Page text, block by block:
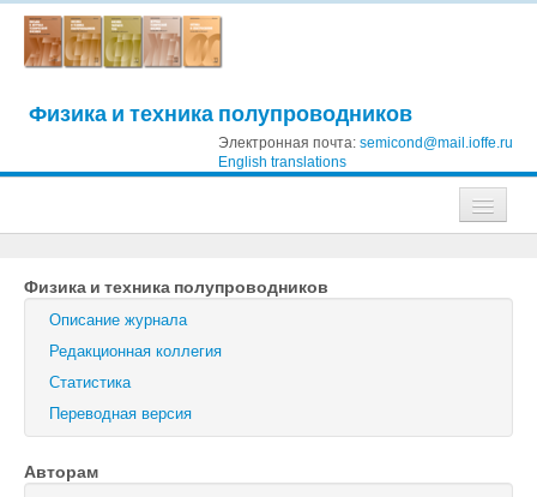
Физика и техника полупроводников
Электронная почта: semicond@mail.ioffe.ru
English translations
Журнал технической физики
Письма в Журнал технической физики
Физика твердого тела
Физика и техника полупроводников
Оптика и спектроскопия
Физика и техника полупроводников
Описание журнала
Редакционная коллегия
Статистика
Переводная версия
Авторам